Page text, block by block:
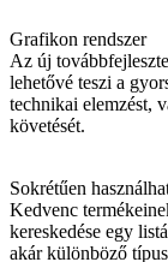
Grafikon rendszer
Az új
lehetővé teszi a
technikai elemzést,
követését.
Sokrétűen
Kedvenc
kereskedése egy
akár különböző